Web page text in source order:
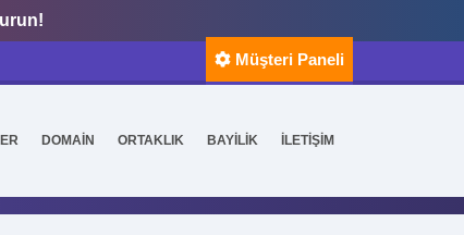
Müşteri Paneli
DOMAİN ORTAKLIK BAYİLİK İLETİŞİM
ve başla.